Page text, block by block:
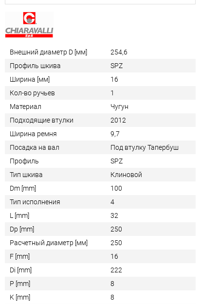
Внешний диаметр D [мм]
254,6
Профиль шкива
SPZ
Ширина [мм]
16
Кол-во ручьев
1
Материал
Чугун
Подходящие втулки
2012
Ширина ремня
9,7
Посадка на вал
Под втулку Тапербуш
Профиль
SPZ
Тип шкива
Клиновой
Dm [mm]
100
Тип исполнения
4
L [mm]
32
Dp [mm]
250
Расчетный диаметр [мм]
250
F [mm]
16
Di [mm]
222
P [mm]
8
K [mm]
8